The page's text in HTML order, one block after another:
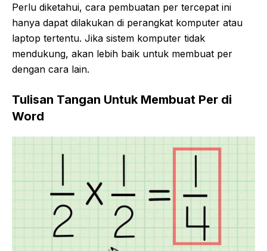
Perlu diketahui, cara pembuatan per tercepat ini
hanya dapat dilakukan di perangkat komputer atau
laptop tertentu. Jika sistem komputer tidak
mendukung, akan lebih baik untuk membuat per
dengan cara lain.
Tulisan Tangan Untuk Membuat Per di
Word